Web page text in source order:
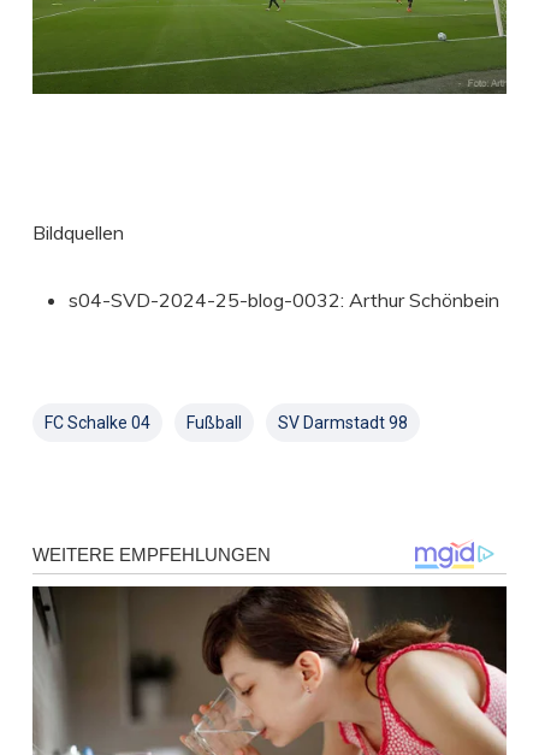
Bildquellen
s04-SVD-2024-25-blog-0032: Arthur Schönbein
FC Schalke 04 Fußball SV Darmstadt 98